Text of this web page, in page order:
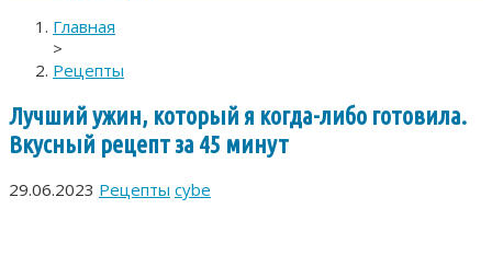
Главная
>
Рецепты
Лучший ужин, который я когда-либо готовила.
Вкусный рецепт за 45 минут
29.06.2023 Рецепты cybe